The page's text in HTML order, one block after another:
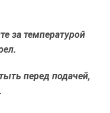
за температурой
перед подачей,